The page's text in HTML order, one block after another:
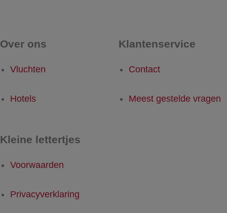
Over ons
Vluchten
Hotels
Klantenservice
Contact
Meest gestelde vragen
Kleine lettertjes
Voorwaarden
Privacyverklaring